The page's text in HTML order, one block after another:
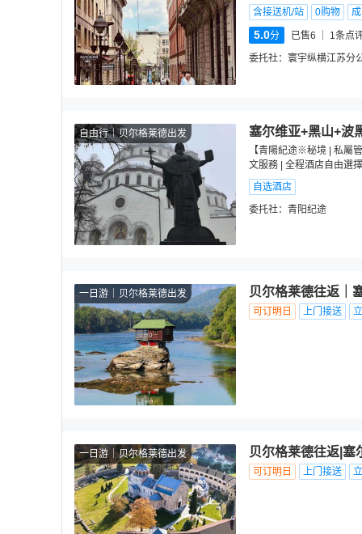
含接送机/站
0购物
5.0分 已售6 1条点
委托社： 寰宇纵横江苏分
自由行 贝尔格莱德出发 塞尔维亚+黑山+波
【青陽紀途※秘境 | 私屬
文服務 | 全程酒店自由選擇
自选酒店
委托社： 青阳纪途
一日游 贝尔格莱德出发 贝尔格莱德往返｜
可订明日 上门接送
一日游 贝尔格莱德出发 贝尔格莱德往返|塞
可订明日 上门接送